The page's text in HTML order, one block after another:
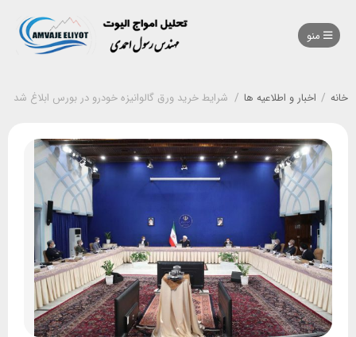
خانه / اخبار و اطلاعیه ها / شرایط خرید ورق گالوانیزه خودرو در بورس ابلاغ شد